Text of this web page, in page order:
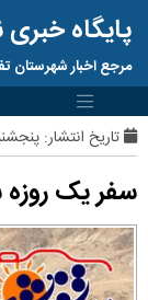
پایگاه
مرجع اخبار شهرستان
تاریخ انتشار: پنجشنبه, ۱۳ شهریور
سفر یک